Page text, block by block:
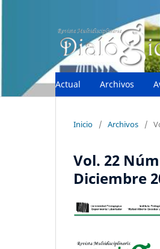
Actual Archivos
Inicio / Archivos /
Vol. 22
Diciembre